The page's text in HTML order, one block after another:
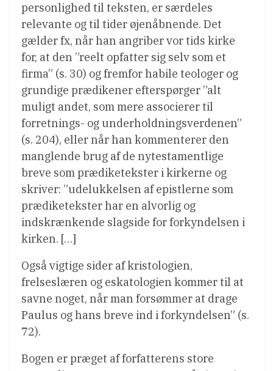
personlighed til teksten, er særdeles
relevante og til tider øjenåbnende. Det
gælder fx, når han angriber vor tids kirke
for, at den ”reelt opfatter sig selv som et
firma” (s. 30) og fremfor habile teologer og
grundige prædikener efterspørger ”alt
muligt andet, som mere associerer til
forretnings- og underholdningsverdenen”
(s. 204), eller når han kommenterer den
manglende brug af de nytestamentlige
breve som prædiketekster i kirkerne og
skriver: ”udelukkelsen af epistlerne som
prædiketekster har en alvorlig og
indskrænkende slagside for forkyndelsen i
kirken. […]
Også vigtige sider af kristologien,
frelseslæren og eskatologien kommer til at
savne noget, når man forsømmer at drage
Paulus og hans breve ind i forkyndelsen” (s.
72).
Bogen er præget af forfatterens store